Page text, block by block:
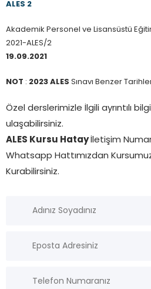
ALES 2
Akademik Personel ve Lisansüstü
2021-ALES/2
19.09.2021
NOT : 2023 ALES Sınavı Benzer
Özel derslerimizle İlgili ayrıntılı
ulaşabilirsiniz.
ALES Kursu Hatayİletişim
Whatsapp Hattımızdan
Kurabilirsiniz.